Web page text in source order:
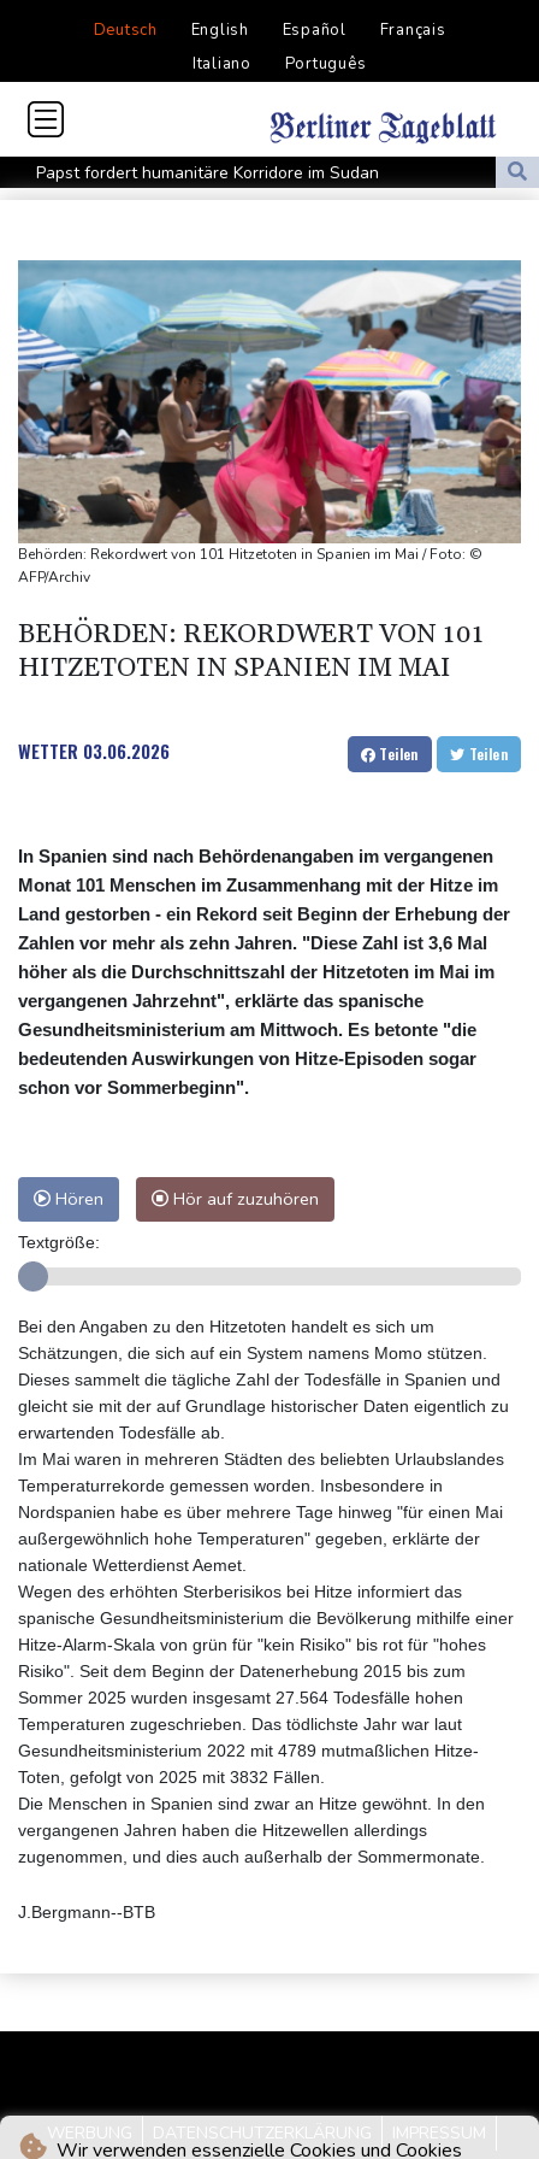
Wir verwenden essenzielle Cookies und Cookies
Deutsch English Español
Français
Italiano
Português
Papst fordert humanitäre Korridore im Sudan
Cottbus erkämpft Sieg gegen Hannover
St. Pauli verpasst Auftaktsieg bei Rapp-Debüt
Flugstreichungen und Evakuierungen: Taifun "Dolphin" in
Ostchina auf Land getroffen
Nächster Dreifachsieg für Aprilia - Fernández triumphiert
Verkehrsminister Bilger will Boni von Bahnmanagern an Ziele
knüpfen
Bericht: Trotz Sanierung nur jeder vierte Zug zwischen Hamburg
und Berlin pünktlich
FC Bayern: Kompany setzt auf Musiala
Waldbrände in Kanada: Notstand in Provinz British Columbia
ausgerufen
Behörden: Rekordwert von 101 Hitzetoten in Spanien im Mai / Foto: ©
AFP/Archiv
BEHÖRDEN: REKORDWERT VON 101
HITZETOTEN IN SPANIEN IM MAI
WETTER 03.06.2026 Teilen Teilen
In Spanien sind nach Behördenangaben im vergangenen
Monat 101 Menschen im Zusammenhang mit der Hitze im
Land gestorben - ein Rekord seit Beginn der Erhebung der
Zahlen vor mehr als zehn Jahren. "Diese Zahl ist 3,6 Mal
höher als die Durchschnittszahl der Hitzetoten im Mai im
vergangenen Jahrzehnt", erklärte das spanische
Gesundheitsministerium am Mittwoch. Es betonte "die
bedeutenden Auswirkungen von Hitze-Episoden sogar
schon vor Sommerbeginn".
Hören Hör auf zuzuhören
Textgröße:
Bei den Angaben zu den Hitzetoten handelt es sich um
Schätzungen, die sich auf ein System namens Momo stützen.
Dieses sammelt die tägliche Zahl der Todesfälle in Spanien und
gleicht sie mit der auf Grundlage historischer Daten eigentlich zu
erwartenden Todesfälle ab.
Im Mai waren in mehreren Städten des beliebten Urlaubslandes
Temperaturrekorde gemessen worden. Insbesondere in
Nordspanien habe es über mehrere Tage hinweg "für einen Mai
außergewöhnlich hohe Temperaturen" gegeben, erklärte der
nationale Wetterdienst Aemet.
Wegen des erhöhten Sterberisikos bei Hitze informiert das
spanische Gesundheitsministerium die Bevölkerung mithilfe einer
Hitze-Alarm-Skala von grün für "kein Risiko" bis rot für "hohes
Risiko". Seit dem Beginn der Datenerhebung 2015 bis zum
Sommer 2025 wurden insgesamt 27.564 Todesfälle hohen
Temperaturen zugeschrieben. Das tödlichste Jahr war laut
Gesundheitsministerium 2022 mit 4789 mutmaßlichen Hitze-
Toten, gefolgt von 2025 mit 3832 Fällen.
Die Menschen in Spanien sind zwar an Hitze gewöhnt. In den
vergangenen Jahren haben die Hitzewellen allerdings
zugenommen, und dies auch außerhalb der Sommermonate.
J.Bergmann--BTB
WERBUNG DATENSCHUTZERKLÄRUNG
IMPRESSUM